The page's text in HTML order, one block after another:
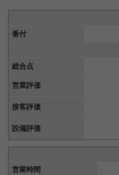
番付
総合点
営業評価
接客評価
設備評価
営業時間